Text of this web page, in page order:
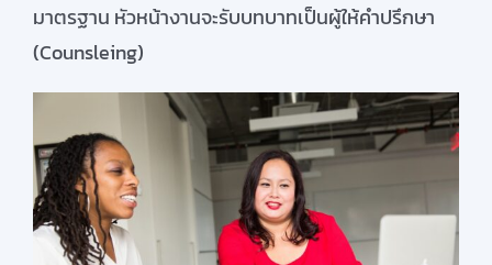
มาตรฐาน หัวหน้างานจะรับบทบาทเป็นผู้ให้คำปรึกษา
(Counsleing)